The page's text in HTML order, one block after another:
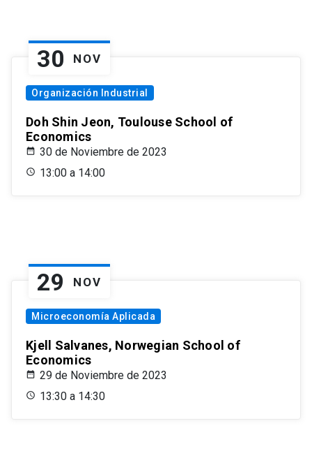
30 NOV
Organización Industrial
Doh Shin Jeon, Toulouse School of
Economics
30 de Noviembre de 2023
13:00 a 14:00
29 NOV
Microeconomía Aplicada
Kjell Salvanes, Norwegian School of
Economics
29 de Noviembre de 2023
13:30 a 14:30